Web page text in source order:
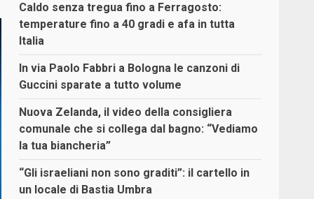
Caldo senza tregua fino a Ferragosto:
temperature fino a 40 gradi e afa in tutta
Italia
In via Paolo Fabbri a Bologna le canzoni di
Guccini sparate a tutto volume
Nuova Zelanda, il video della consigliera
comunale che si collega dal bagno: “Vediamo
la tua biancheria”
“Gli israeliani non sono graditi”: il cartello in
un locale di Bastia Umbra